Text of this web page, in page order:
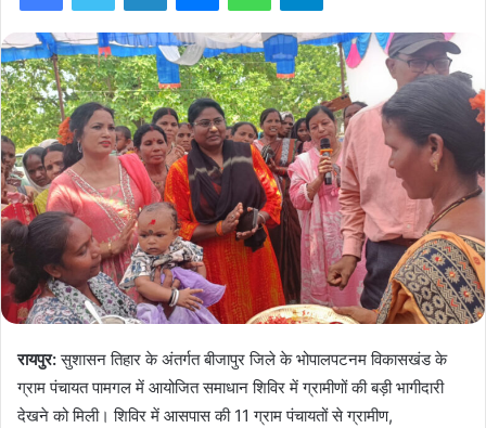
रायपुर:सुशासन तिहार के अंतर्गत बीजापुर जिले के भोपालपटनम विकासखंड के
ग्राम पंचायत पामगल में आयोजित समाधान शिविर में ग्रामीणों की बड़ी भागीदारी
देखने को मिली। शिविर में आसपास की 11 ग्राम पंचायतों से ग्रामीण,